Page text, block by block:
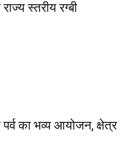
स्तरीय रग्बी
पर्व का भव्य आयोजन, क्षेत्र